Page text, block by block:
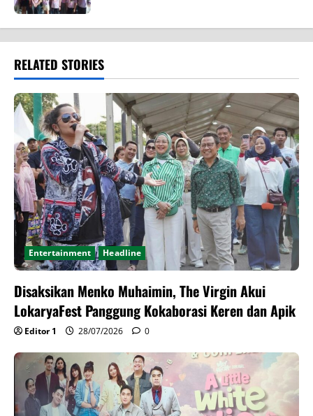
RELATED STORIES
Entertainment Headline
Disaksikan Menko Muhaimin, The Virgin Akui
LokaryaFest Panggung Kokaborasi Keren dan Apik
Editor 1 28/07/2026 0